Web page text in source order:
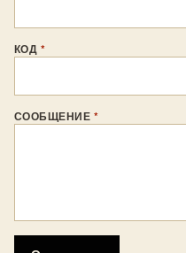
КОД *
СООБЩЕНИЕ *